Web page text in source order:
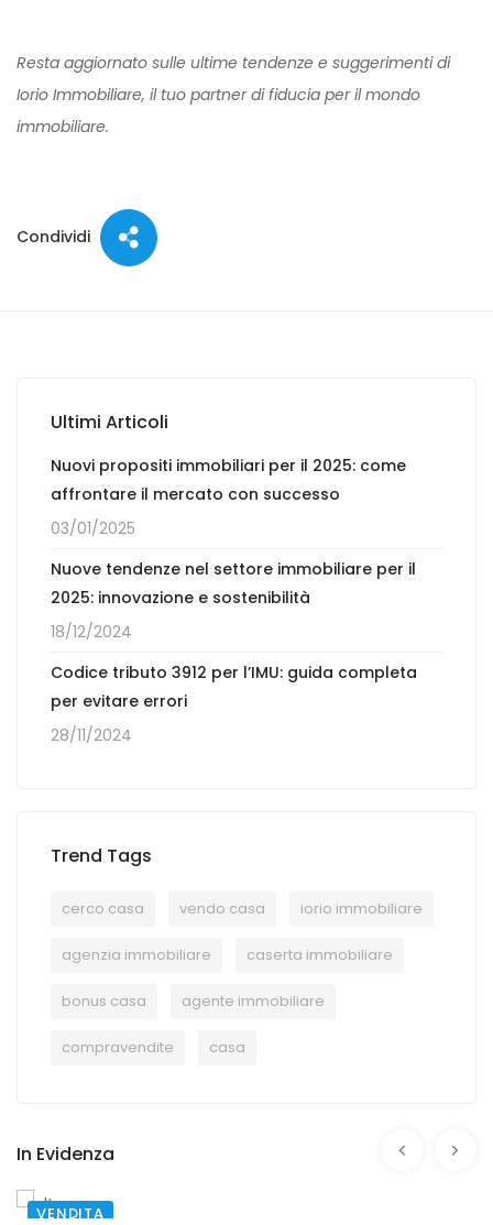
Resta aggiornato sulle ultime tendenze e suggerimenti di
Iorio Immobiliare, il tuo partner di fiducia per il mondo
immobiliare.
Condividi
Ultimi Articoli
Nuovi propositi immobiliari per il 2025: come
affrontare il mercato con successo
03/01/2025
Nuove tendenze nel settore immobiliare per il
2025: innovazione e sostenibilità
18/12/2024
Codice tributo 3912 per l’IMU: guida completa
per evitare errori
28/11/2024
Trend Tags
cerco casa vendo casa iorio immobiliare
agenzia immobiliare caserta immobiliare
bonus casa agente immobiliare
compravendite casa
In Evidenza
VENDITA